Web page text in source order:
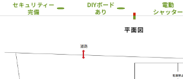
セキュリティー
完備
DIYボード
あり
電動
シャッター
平面図